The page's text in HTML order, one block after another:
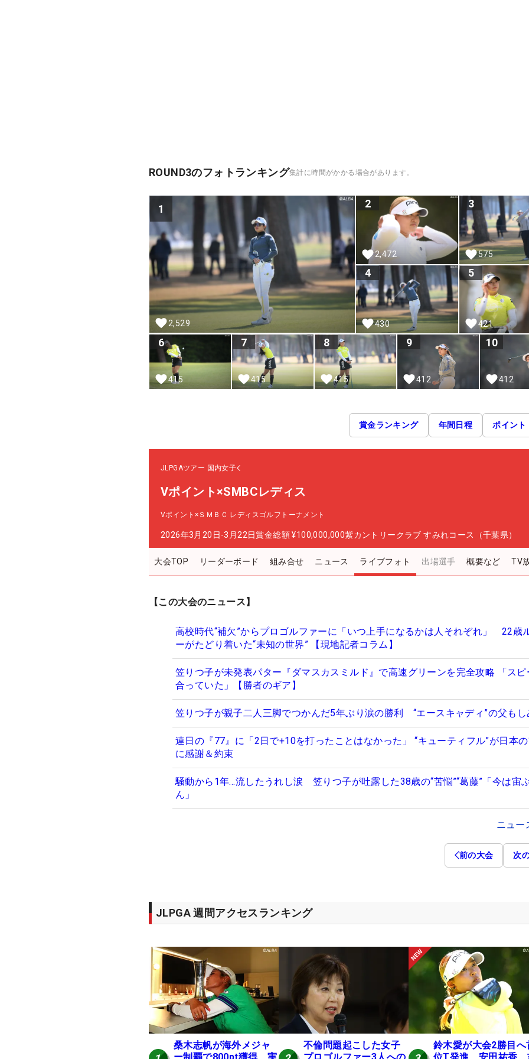
ROUND3のフォトランキング集計に時間がかかる場合があります。
1
2,529
2
2,472
3
575
4
430
5
421
6
415
7
415
8
415
9
412
10
412
賞金ランキング 年間日程 ポイント
JLPGAツアー 国内女子
Vポイント×SMBCレディス
Vポイント×ＳＭＢＣ レディスゴルフトーナメント
2026年3月20日-3月22日賞金総額 ¥100,000,000紫カントリークラブ すみれコース（千葉県）
大会TOP リーダーボード 組み合せ ニュース ライブフォト 出場選手 概要など TV
【この大会のニュース】
高校時代“補欠”からプロゴルファーに「いつ上手になるかは人それぞれ」 22歳
ーがたどり着いた“未知の世界” 【現地記者コラム】
笠りつ子が未発表パター『ダマスカスミルド』で高速グリーンを完全攻略 「スピ
合っていた」【勝者のギア】
笠りつ子が親子二人三脚でつかんだ5年ぶり涙の勝利 “エースキャディ”の父もし
連日の『77』に「2日で+10を打ったことはなかった」 “キューティフル”が日本
に感謝＆約束
騒動から1年…流したうれし涙 笠りつ子が吐露した38歳の“苦悩”“葛藤”「今は宙
ん」
ニュー
前の大会 次
JLPGA 週間アクセスランキング
桑木志帆が海外メジャ
ー制覇で800pt獲得 実
不倫問題起こした女子
プロゴルファー3人への
鈴木愛が大会2勝目へ
位T発進 安田祐香、